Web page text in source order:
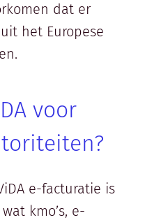
dat er
het Europese
voor
e-facturatie is
kmo’s, e-